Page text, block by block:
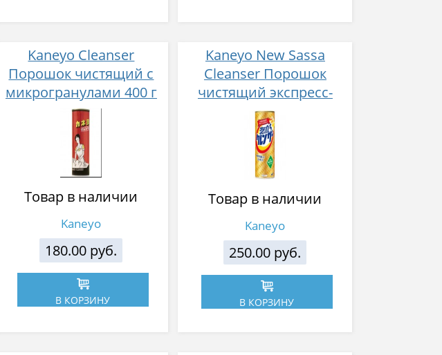
Kaneyo Cleanser
Порошок чистящий с
микрогранулами 400 г
Товар в наличии
Kaneyo
180.00 руб.
В КОРЗИНУ
Kaneyo New Sassa
Cleanser Порошок
чистящий экспресс-
действия 400 г
Товар в наличии
Kaneyo
250.00 руб.
В КОРЗИНУ